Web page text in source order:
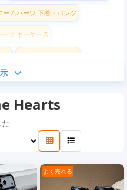
ームハーツ 下着・パンツ
ツ キーケース
子 クロムハーツ マスク
Hearts
よく売れる